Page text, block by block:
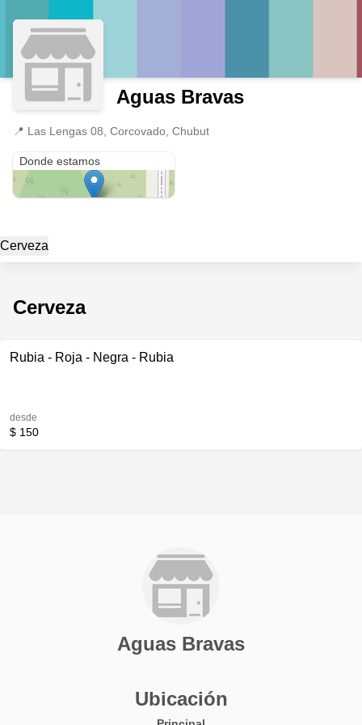
Aguas Bravas
📍 Las Lengas 08, Corcovado, Chubut
Donde estamos
Cerveza
Cerveza
Rubia - Roja - Negra - Rubia
desde
$ 150
Aguas Bravas
Ubicación